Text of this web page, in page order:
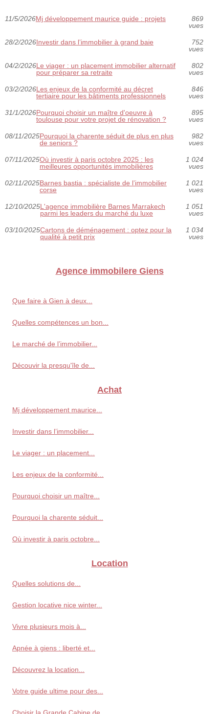
11/5/2026Mj développement maurice guide : projets
869
vues
28/2/2026Investir dans l’immobilier à grand baie
752
vues
04/2/2026Le viager : un placement immobilier alternatif
pour préparer sa retraite
802
vues
03/2/2026Les enjeux de la conformité au décret
tertiaire pour les bâtiments professionnels
846
vues
31/1/2026Pourquoi choisir un maître d'oeuvre à
toulouse pour votre projet de rénovation ?
895
vues
08/11/2025Pourquoi la charente séduit de plus en plus
de seniors ?
982
vues
07/11/2025Où investir à paris octobre 2025 : les
meilleures opportunités immobilières
1 024
vues
02/11/2025Barnes bastia : spécialiste de l’immobilier
corse
1 021
vues
12/10/2025L'agence immobilière Barnes Marrakech
parmi les leaders du marché du luxe
1 051
vues
03/10/2025Cartons de déménagement : optez pour la
qualité à petit prix
1 034
vues
Agence immobilere Giens
Que faire à Gien à deux...
Quelles compétences un bon...
Le marché de l’immobilier...
Découvir la presqu'île de...
Achat
Mj développement maurice...
Investir dans l’immobilier...
Le viager : un placement...
Les enjeux de la conformité...
Pourquoi choisir un maître...
Pourquoi la charente séduit...
Où investir à paris octobre...
Location
Quelles solutions de...
Gestion locative nice winter...
Vivre plusieurs mois à...
Apnée à giens : liberté et...
Découvrez la location...
Votre guide ultime pour des...